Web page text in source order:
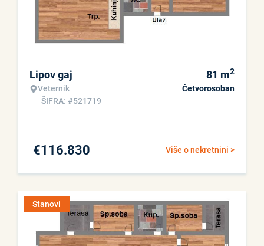
Lipov gaj
Veternik
ŠIFRA: #521719
81 m2
Četvorosoban
Više o nekretnini >
€116.830
Stanovi